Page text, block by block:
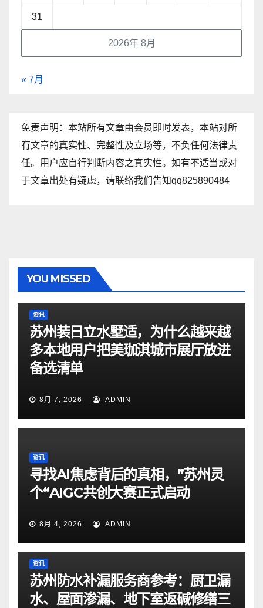
2026年 8月
31
« 7月
免责声明：本站所有文章由会员即时发表，本站对所
有文章的真实性、完整性及立场等，不负任何法律责
任。用户应自行判断内容之真实性。如有不适当或对
于文章出处有疑虑，请联络我们告知qq825890484
YOU MISSED
资讯
苏州装日立水墅适，为什么越来越
多本地用户把美珈淇城市展厅放进
备选清单
8月 7, 2026 ADMIN
资讯
寻找AI焦虑背后的真相，”苏州灵
个“AIGC共创大赛正式启动
8月 4, 2026 ADMIN
资讯
苏州防水补漏服务商参考：厨卫漏
水、屋面渗漏、地下室返碱修缮三